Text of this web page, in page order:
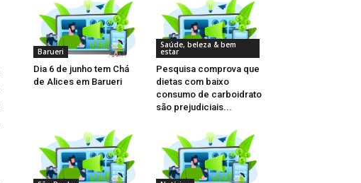
Barueri
Dia 6 de junho tem Chá
de Alices em Barueri
Saúde, beleza & bem
estar
Pesquisa comprova que
dietas com baixo
consumo de carboidrato
são prejudiciais...